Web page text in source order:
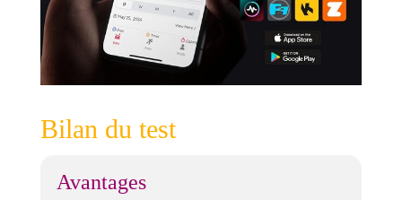
Bilan du test
Avantages